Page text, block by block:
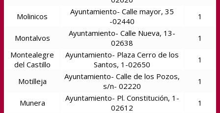
Molinicos
Ayuntamiento- Calle mayor, 35
-02440
1
Montalvos
Ayuntamiento- Calle Nueva, 13-
02638
1
Montealegre
del Castillo
Ayuntamiento- Plaza Cerro de los
Santos, 1-02650
1
Motilleja
Ayuntamiento- Calle de los Pozos,
s/n- 02220
1
Munera
Ayuntamiento- Pl. Constitución, 1-
02612
1